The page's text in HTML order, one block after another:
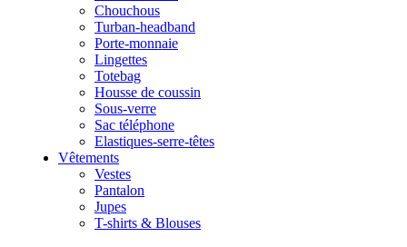
Chouchous
Turban-headband
Porte-monnaie
Lingettes
Totebag
Housse de coussin
Sous-verre
Sac téléphone
Elastiques-serre-têtes
Vêtements
Vestes
Pantalon
Jupes
T-shirts & Blouses